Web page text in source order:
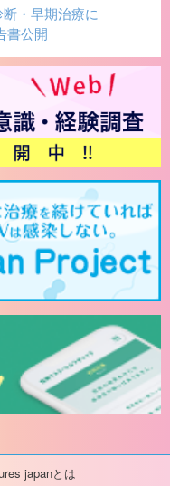
japanとは
・早期治療に
書公開